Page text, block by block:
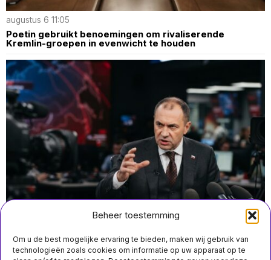
Beheer toestemming
Om u de best mogelijke ervaring te bieden, maken wij gebruik van
technologieën zoals cookies om informatie op uw apparaat op te
augustus 6 11:05
Poetin gebruikt benoemingen om rivaliserende
Kremlin-groepen in evenwicht te houden